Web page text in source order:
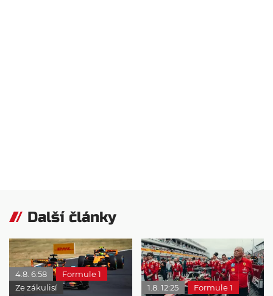
Další články
4.8. 6:58
Formule 1
Ze zákulisí
1.8. 12:25 Formule 1